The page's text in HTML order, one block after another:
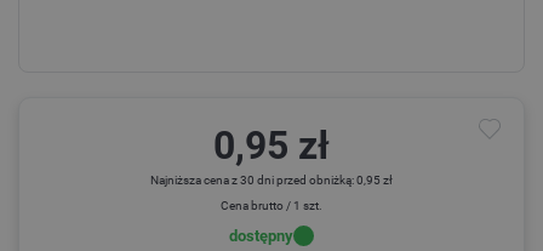
0,95 zł
Najniższa cena z 30 dni przed obniżką: 0,95 zł
Cena brutto / 1 szt.
dostępny